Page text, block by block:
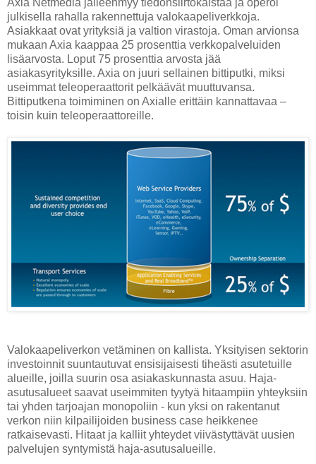
Axia Netmedia jälleenmyy tiedonsiirtokaistaa ja operoi
julkisella rahalla rakennettuja valokaapeliverkkoja.
Asiakkaat ovat yrityksiä ja valtion virastoja. Oman arvionsa
mukaan Axia kaappaa 25 prosenttia verkkopalveluiden
lisäarvosta. Loput 75 prosenttia arvosta jää
asiakasyrityksille. Axia on juuri sellainen bittiputki, miksi
useimmat teleoperaattorit pelkäävät muuttuvansa.
Bittiputkena toimiminen on Axialle erittäin kannattavaa –
toisin kuin teleoperaattoreille.
Valokaapeliverkon vetäminen on kallista. Yksityisen sektorin
investoinnit suuntautuvat ensisijaisesti tiheästi asutetuille
alueille, joilla suurin osa asiakaskunnasta asuu. Haja-
asutusalueet saavat useimmiten tyytyä hitaampiin yhteyksiin
tai yhden tarjoajan monopoliin - kun yksi on rakentanut
verkon niin kilpailijoiden business case heikkenee
ratkaisevasti. Hitaat ja kalliit yhteydet viivästyttävät uusien
palvelujen syntymistä haja-asutusalueille.